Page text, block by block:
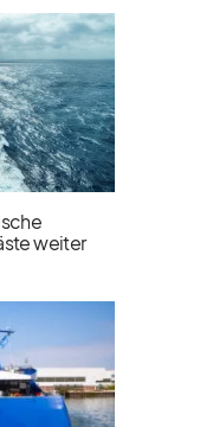
weiter